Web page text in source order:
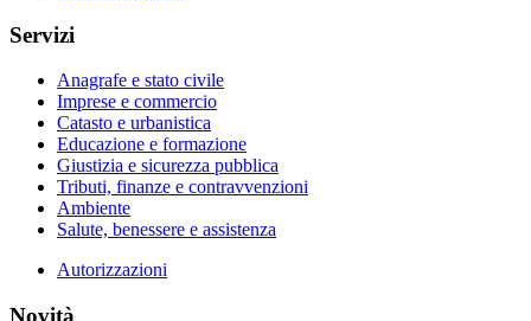
Servizi
Anagrafe e stato civile
Imprese e commercio
Catasto e urbanistica
Educazione e formazione
Giustizia e sicurezza pubblica
Tributi, finanze e contravvenzioni
Ambiente
Salute, benessere e assistenza
Autorizzazioni
Novità